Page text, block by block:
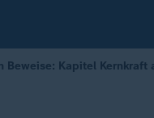
Beweise: Kapitel Kernkraft